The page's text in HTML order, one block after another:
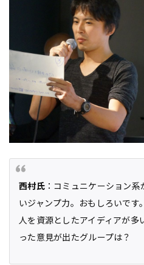
西村氏：コミュニケーション
いジャンプ力。おもしろいです
人を資源としたアイディアが多
った意見が出たグループは？